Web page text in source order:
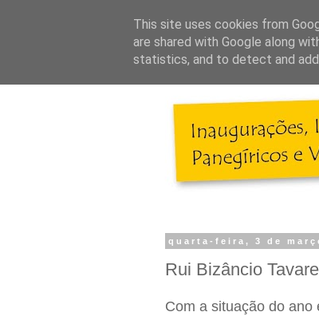
quarta-feira, 3 de
Rui Bizâncio
Com a situação do
This site uses cookies from
are shared with Google along
statistics, and to detect and